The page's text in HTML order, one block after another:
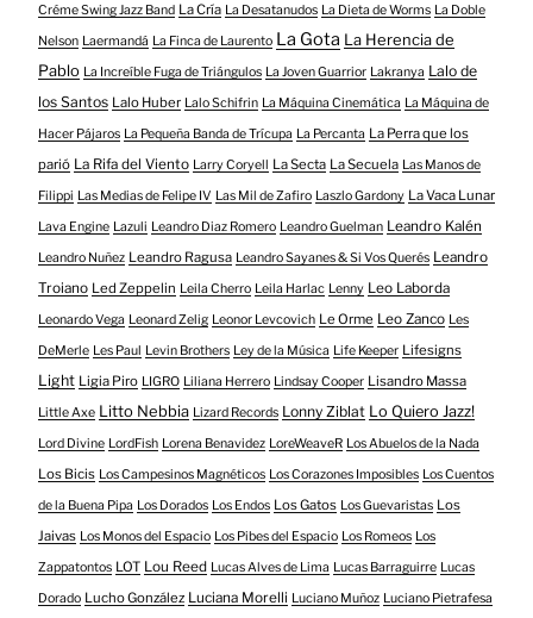
Créme Swing Jazz Band La Cría La Desatanudos La Dieta de Worms La Doble
Nelson Laermandá La Finca de Laurento La Gota La Herencia de
Pablo La Increíble Fuga de Triángulos La Joven Guarrior Lakranya Lalo de
los Santos Lalo Huber Lalo Schifrin La Máquina Cinemática La Máquina de
Hacer Pájaros La Pequeña Banda de Trícupa La Percanta La Perra que los
parió La Rifa del Viento Larry Coryell La Secta La Secuela Las Manos de
Filippi Las Medias de Felipe IV Las Mil de Zafiro Laszlo Gardony La Vaca Lunar
Lava Engine Lazuli Leandro Diaz Romero Leandro Guelman Leandro Kalén
Leandro Nuñez Leandro Ragusa Leandro Sayanes & Si Vos Querés Leandro
Troiano Led Zeppelin Leila Cherro Leila Harlac Lenny Leo Laborda
Leonardo Vega Leonard Zelig Leonor Levcovich Le Orme Leo Zanco Les
DeMerle Les Paul Levin Brothers Ley de la Música Life Keeper Lifesigns
Light Ligia Piro LIGRO Liliana Herrero Lindsay Cooper Lisandro Massa
Little Axe Litto Nebbia Lizard Records Lonny Ziblat Lo Quiero Jazz!
Lord Divine LordFish Lorena Benavidez LoreWeaveR Los Abuelos de la Nada
Los Bicis Los Campesinos Magnéticos Los Corazones Imposibles Los Cuentos
de la Buena Pipa Los Dorados Los Endos Los Gatos Los Guevaristas Los
Jaivas Los Monos del Espacio Los Pibes del Espacio Los Romeos Los
Zappatontos LOT Lou Reed Lucas Alves de Lima Lucas Barraguirre Lucas
Dorado Lucho González Luciana Morelli Luciano Muñoz Luciano Pietrafesa